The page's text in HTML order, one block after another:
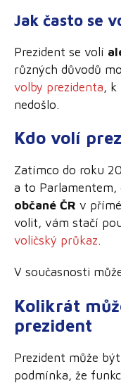
Jak často se
Prezident se volí
různých důvodů
volby prezidenta, k
nedošlo.
Kdo volí
Zatímco do roku
a to Parlamentem,
občané ČR v
volit, vám stačí
voličský průkaz.
V současnosti
Kolikrát
prezident
Prezident může
podmínka, že